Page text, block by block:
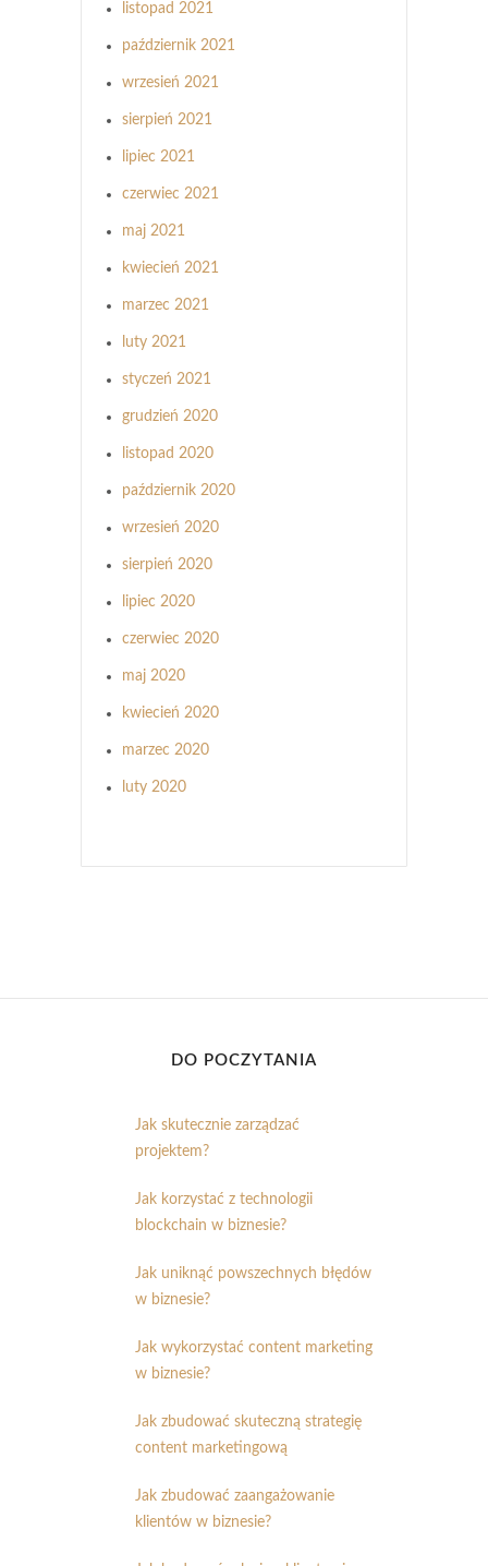
listopad 2021
październik 2021
wrzesień 2021
sierpień 2021
lipiec 2021
czerwiec 2021
maj 2021
kwiecień 2021
marzec 2021
luty 2021
styczeń 2021
grudzień 2020
listopad 2020
październik 2020
wrzesień 2020
sierpień 2020
lipiec 2020
czerwiec 2020
maj 2020
kwiecień 2020
marzec 2020
luty 2020
DO POCZYTANIA
Jak skutecznie zarządzać
projektem?
Jak korzystać z technologii
blockchain w biznesie?
Jak uniknąć powszechnych błędów
w biznesie?
Jak wykorzystać content marketing
w biznesie?
Jak zbudować skuteczną strategię
content marketingową
Jak zbudować zaangażowanie
klientów w biznesie?